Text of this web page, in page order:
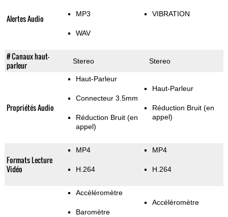
Alertes Audio MP3
WAV
VIBRATION
# Canaux haut-
parleur
Stereo Stereo
Propriétés Audio
Haut-Parleur
Connecteur 3.5mm
Réduction Bruit (en
appel)
Haut-Parleur
Réduction Bruit (en
appel)
Formats Lecture
Vidéo
MP4
H.264
MP4
H.264
Accéléromètre
Baromètre
Accéléromètre